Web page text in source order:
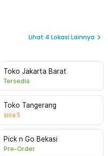
Lihat 4 Lokasi Lainnya
Toko Jakarta Barat
Tersedia
Toko Tangerang
sisa 5
Pick n Go Bekasi
Pre-Order